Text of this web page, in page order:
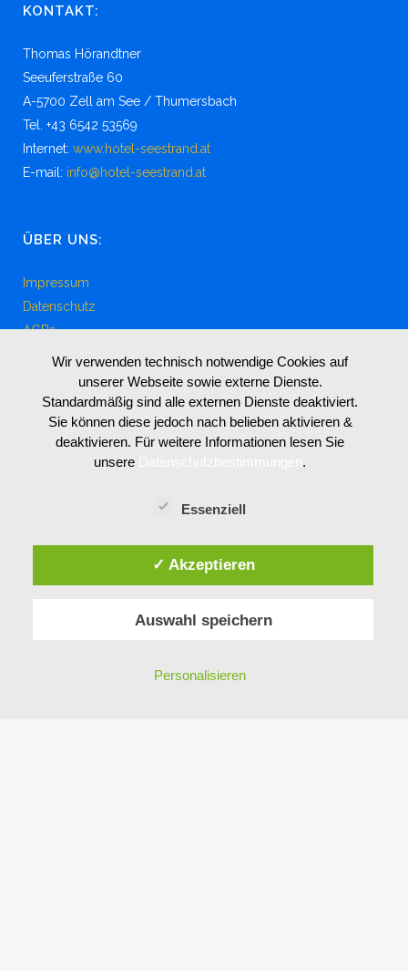
KONTAKT:
Thomas Hörandtner
Seeuferstraße 60
A-5700 Zell am See / Thumersbach
Tel. +43 6542 53569
Internet: www.hotel-seestrand.at
E-mail: info@hotel-seestrand.at
ÜBER UNS:
Impressum
Datenschutz
AGBs
LIVE WEBCAM MIT AUSSICHT VON UNSEREM
HOTEL GARNI SEESTRAND
Wir verwenden technisch notwendige Cookies auf
unserer Webseite sowie externe Dienste.
Standardmäßig sind alle externen Dienste deaktiviert.
Sie können diese jedoch nach belieben aktivieren &
deaktivieren. Für weitere Informationen lesen Sie
unsere
.
Essenziell
✓ Akzeptieren
Auswahl speichern
Personalisieren